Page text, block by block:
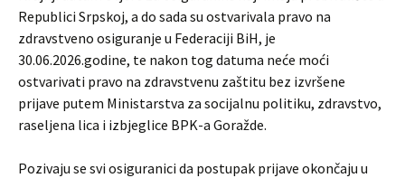
Republici Srpskoj, a do sada su ostvarivala pravo na
zdravstveno osiguranje u Federaciji BiH, je
30.06.2026.godine, te nakon tog datuma neće moći
ostvarivati pravo na zdravstvenu zaštitu bez izvršene
prijave putem Ministarstva za socijalnu politiku, zdravstvo,
raseljena lica i izbjeglice BPK-a Goražde.
Pozivaju se svi osiguranici da postupak prijave okončaju u